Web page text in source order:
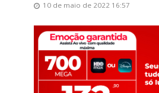
10 de maio de 2022 16:57